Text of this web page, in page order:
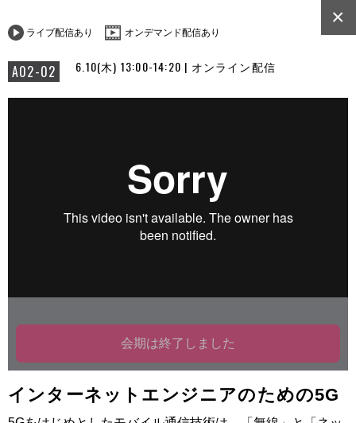
ライブ配信あり オンデマンド配信あり
A02-02 6.10(木) 13:00-14:20 | オンライン配信
×
会期は終了しました
インターネットエンジニアのための5G